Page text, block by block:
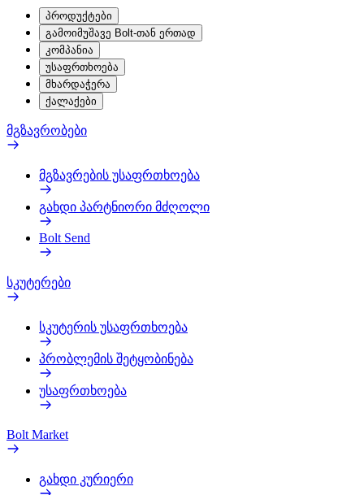
პროდუქტები
გამოიმუშავე Bolt-თან ერთად
კომპანია
უსაფრთხოება
მხარდაჭერა
ქალაქები
მგზავრობები
მგზავრების უსაფრთხოება
გახდი პარტნიორი მძღოლი
Bolt Send
სკუტერები
სკუტერის უსაფრთხოება
პრობლემის შეტყობინება
უსაფრთხოება
Bolt Market
გახდი კურიერი